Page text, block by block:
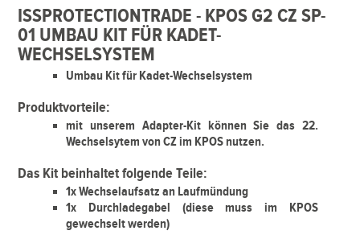
ISSPROTECTIONTRADE - KPOS G2 CZ SP-
01 UMBAU KIT FÜR KADET-
WECHSELSYSTEM
Umbau Kit für Kadet-Wechselsystem
Produktvorteile:
mit unserem Adapter-Kit können Sie das 22.
Wechselsytem von CZ im KPOS nutzen.
Das Kit beinhaltet folgende Teile:
1x Wechselaufsatz an Laufmündung
1x Durchladegabel (diese muss im KPOS
gewechselt werden)